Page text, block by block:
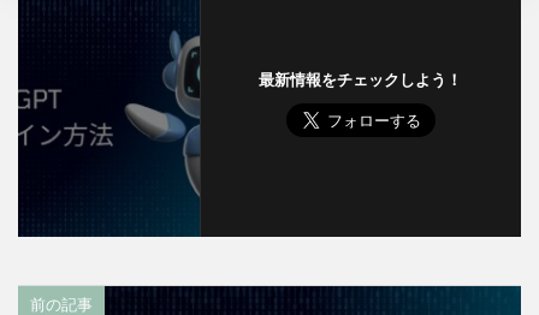
最新情報をチェックしよう！
前の記事